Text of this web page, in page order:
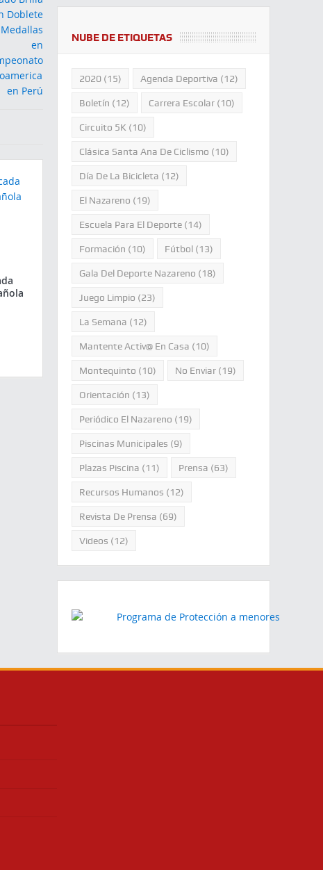
NUBE DE ETIQUETAS
2020(15) Agenda Deportiva (12)
Boletín (12) Carrera Escolar(10)
Circuito 5K (10)
Clásica Santa Ana De Ciclismo (10)
Día De La Bicicleta (12)
El Nazareno (19)
Escuela Para El Deporte(14)
Formación (10) Fútbol(13)
Gala Del Deporte Nazareno (18)
Juego Limpio (23)
La Semana (12)
Mantente Activ@ En Casa (10)
Montequinto (10) No Enviar(19)
Orientación (13)
Periódico El Nazareno (19)
Piscinas Municipales (9)
Plazas Piscina (11) Prensa (63)
Recursos Humanos (12)
Revista De Prensa (69)
Videos (12)